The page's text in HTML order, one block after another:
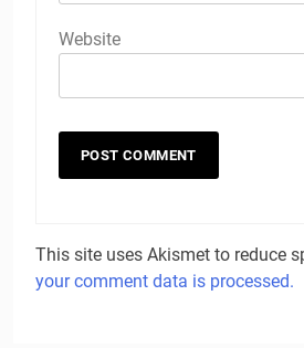
Website
This site uses Akismet to reduce
your comment data is processed.